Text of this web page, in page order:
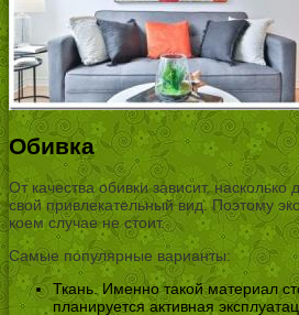
Обивка
От качества обивки зависит, насколько
свой привлекательный вид. Поэтому
коем случае не стоит.
Самые популярные варианты:
Ткань. Именно такой материал
планируется активная